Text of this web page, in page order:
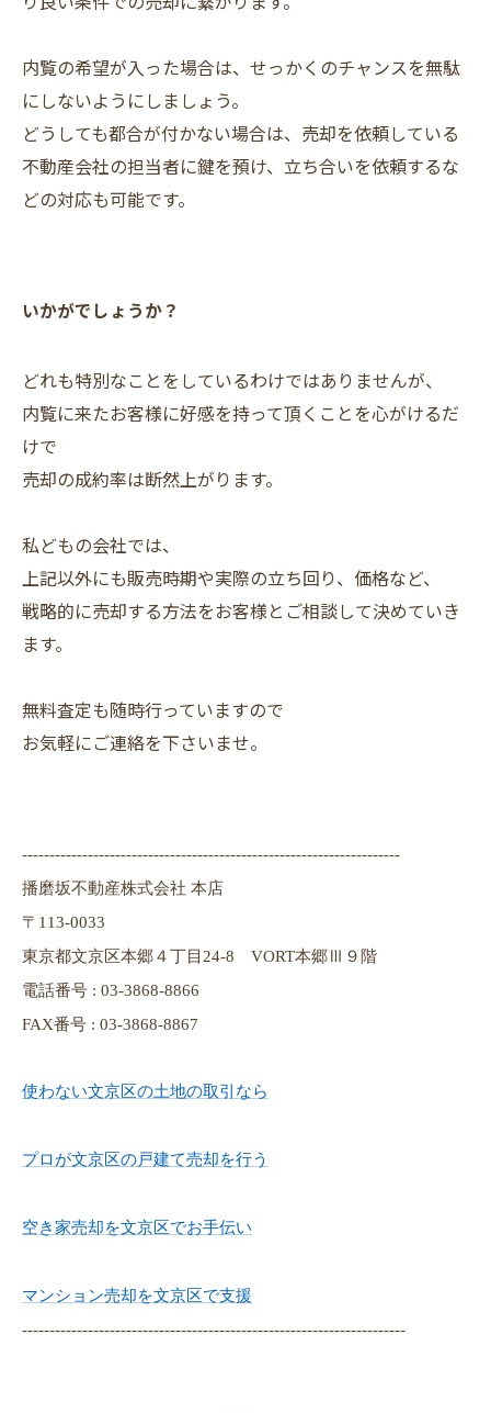
内覧の希望が入った場合は、せっかくのチャンスを無駄
にしないようにしましょう。
どうしても都合が付かない場合は、売却を依頼している
不動産会社の担当者に鍵を預け、立ち合いを依頼するな
どの対応も可能です。
いかがでしょうか？
どれも特別なことをしているわけではありませんが、
内覧に来たお客様に好感を持って頂くことを心がけるだ
けで
売却の成約率は断然上がります。
私どもの会社では、
上記以外にも販売時期や実際の立ち回り、価格など、
戦略的に売却する方法をお客様とご相談して決めていき
ます。
無料査定も随時行っていますので
お気軽にご連絡を下さいませ。
---------------------------------------------------------------------
播磨坂不動産株式会社 本店
〒113-0033
東京都文京区本郷４丁目24-8 VORT本郷Ⅲ９階
電話番号 : 03-3868-8866
FAX番号 : 03-3868-8867
使わない文京区の土地の取引なら
プロが文京区の戸建て売却を行う
空き家売却を文京区でお手伝い
マンション売却を文京区で支援
----------------------------------------------------------------------